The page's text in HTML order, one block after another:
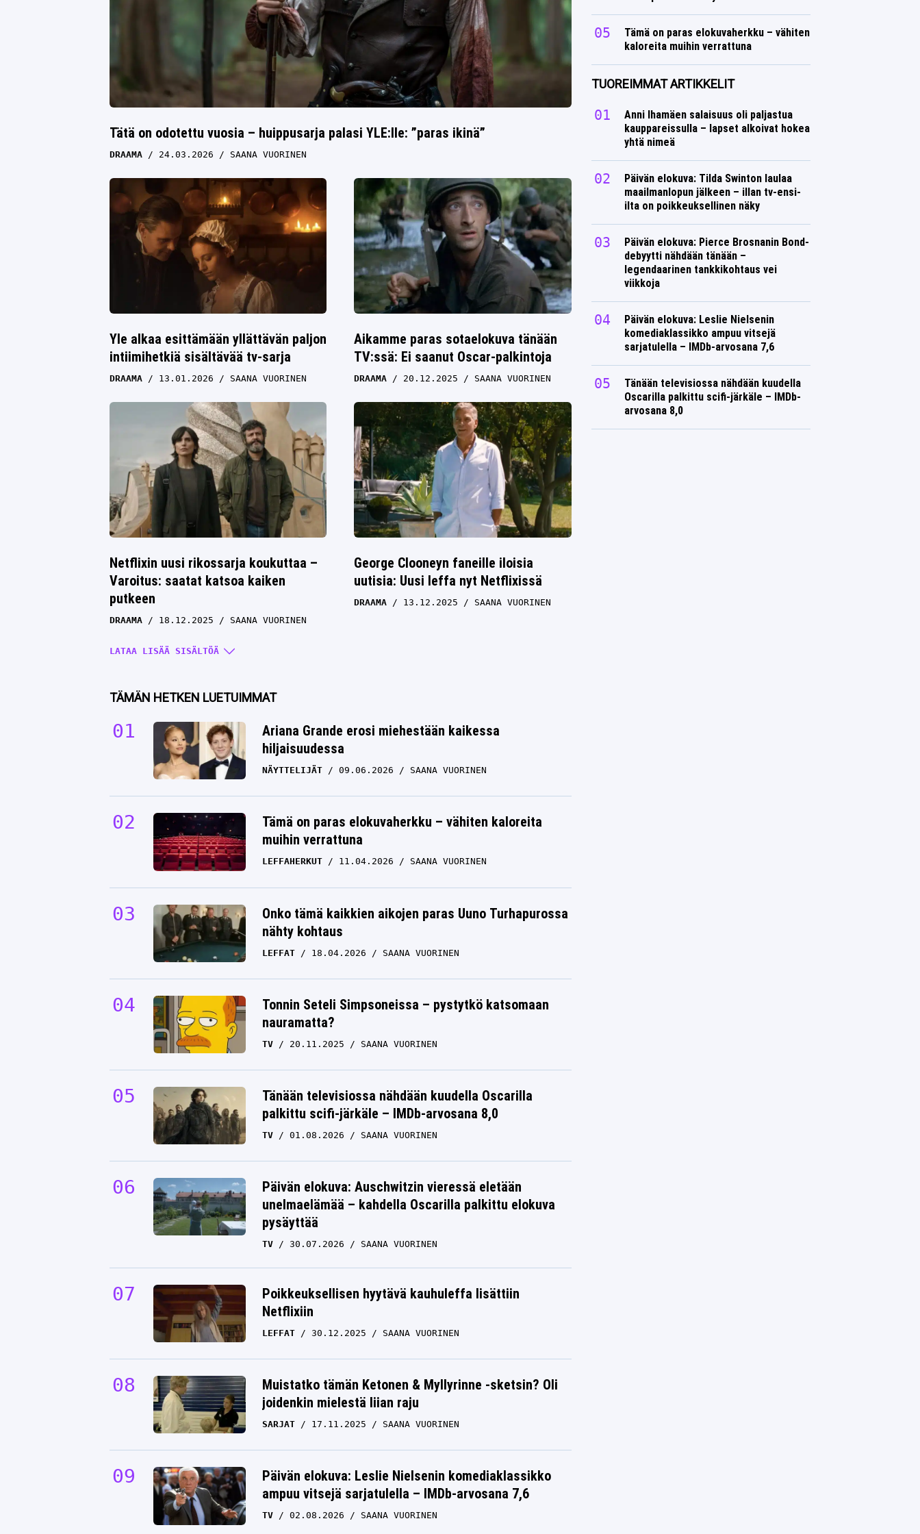
Tätä on odotettu vuosia – huippusarja palasi YLE:lle: ”paras ikinä”
DRAAMA 24.03.2026 SAANA VUORINEN
Yle alkaa esittämään yllättävän paljon
intiimihetkiä sisältävää tv-sarja
DRAAMA 13.01.2026 SAANA VUORINEN
Aikamme paras sotaelokuva tänään
TV:ssä: Ei saanut Oscar-palkintoja
DRAAMA 20.12.2025 SAANA VUORINEN
Netflixin uusi rikossarja koukuttaa –
Varoitus: saatat katsoa kaiken
putkeen
DRAAMA 18.12.2025 SAANA VUORINEN
George Clooneyn faneille iloisia
uutisia: Uusi leffa nyt Netflixissä
DRAAMA 13.12.2025 SAANA VUORINEN
kihloihin toisen miehen kanssa
11.12.2025 SAANA VUORINEN
jännityselokuvaa tähdittää Clint
Eastwood
DRAAMA 06.10.2025 SAANA VUORINEN
LATAA LISÄÄ SISÄLTÖÄ
TÄMÄN HETKEN LUETUIMMAT
Ariana Grande erosi miehestään kaikessa
hiljaisuudessa
NÄYTTELIJÄT 09.06.2026 SAANA VUORINEN
Tämä on paras elokuvaherkku – vähiten kaloreita
muihin verrattuna
LEFFAHERKUT 11.04.2026 SAANA VUORINEN
Onko tämä kaikkien aikojen paras Uuno Turhapurossa
nähty kohtaus
LEFFAT 18.04.2026 SAANA VUORINEN
Tonnin Seteli Simpsoneissa – pystytkö katsomaan
nauramatta?
TV 20.11.2025 SAANA VUORINEN
Tänään televisiossa nähdään kuudella Oscarilla
palkittu scifi-järkäle – IMDb-arvosana 8,0
TV 01.08.2026 SAANA VUORINEN
Päivän elokuva: Auschwitzin vieressä eletään
unelmaelämää – kahdella Oscarilla palkittu elokuva
pysäyttää
TV 30.07.2026 SAANA VUORINEN
Poikkeuksellisen hyytävä kauhuleffa lisättiin
Netflixiin
LEFFAT 30.12.2025 SAANA VUORINEN
Muistatko tämän Ketonen & Myllyrinne -sketsin? Oli
joidenkin mielestä liian raju
SARJAT 17.11.2025 SAANA VUORINEN
Päivän elokuva: Leslie Nielsenin komediaklassikko
ampuu vitsejä sarjatulella – IMDb-arvosana 7,6
TV 02.08.2026 SAANA VUORINEN
Tämä on paras elokuvaherkku – vähiten
kaloreita muihin verrattuna
TUOREIMMAT ARTIKKELIT
Anni Ihamäen salaisuus oli paljastua
kauppareissulla – lapset alkoivat hokea
yhtä nimeä
Päivän elokuva: Tilda Swinton laulaa
maailmanlopun jälkeen – illan tv-ensi-
ilta on poikkeuksellinen näky
Päivän elokuva: Pierce Brosnanin Bond-
debyytti nähdään tänään –
legendaarinen tankkikohtaus vei
viikkoja
Päivän elokuva: Leslie Nielsenin
komediaklassikko ampuu vitsejä
sarjatulella – IMDb-arvosana 7,6
Tänään televisiossa nähdään kuudella
Oscarilla palkittu scifi-järkäle – IMDb-
arvosana 8,0